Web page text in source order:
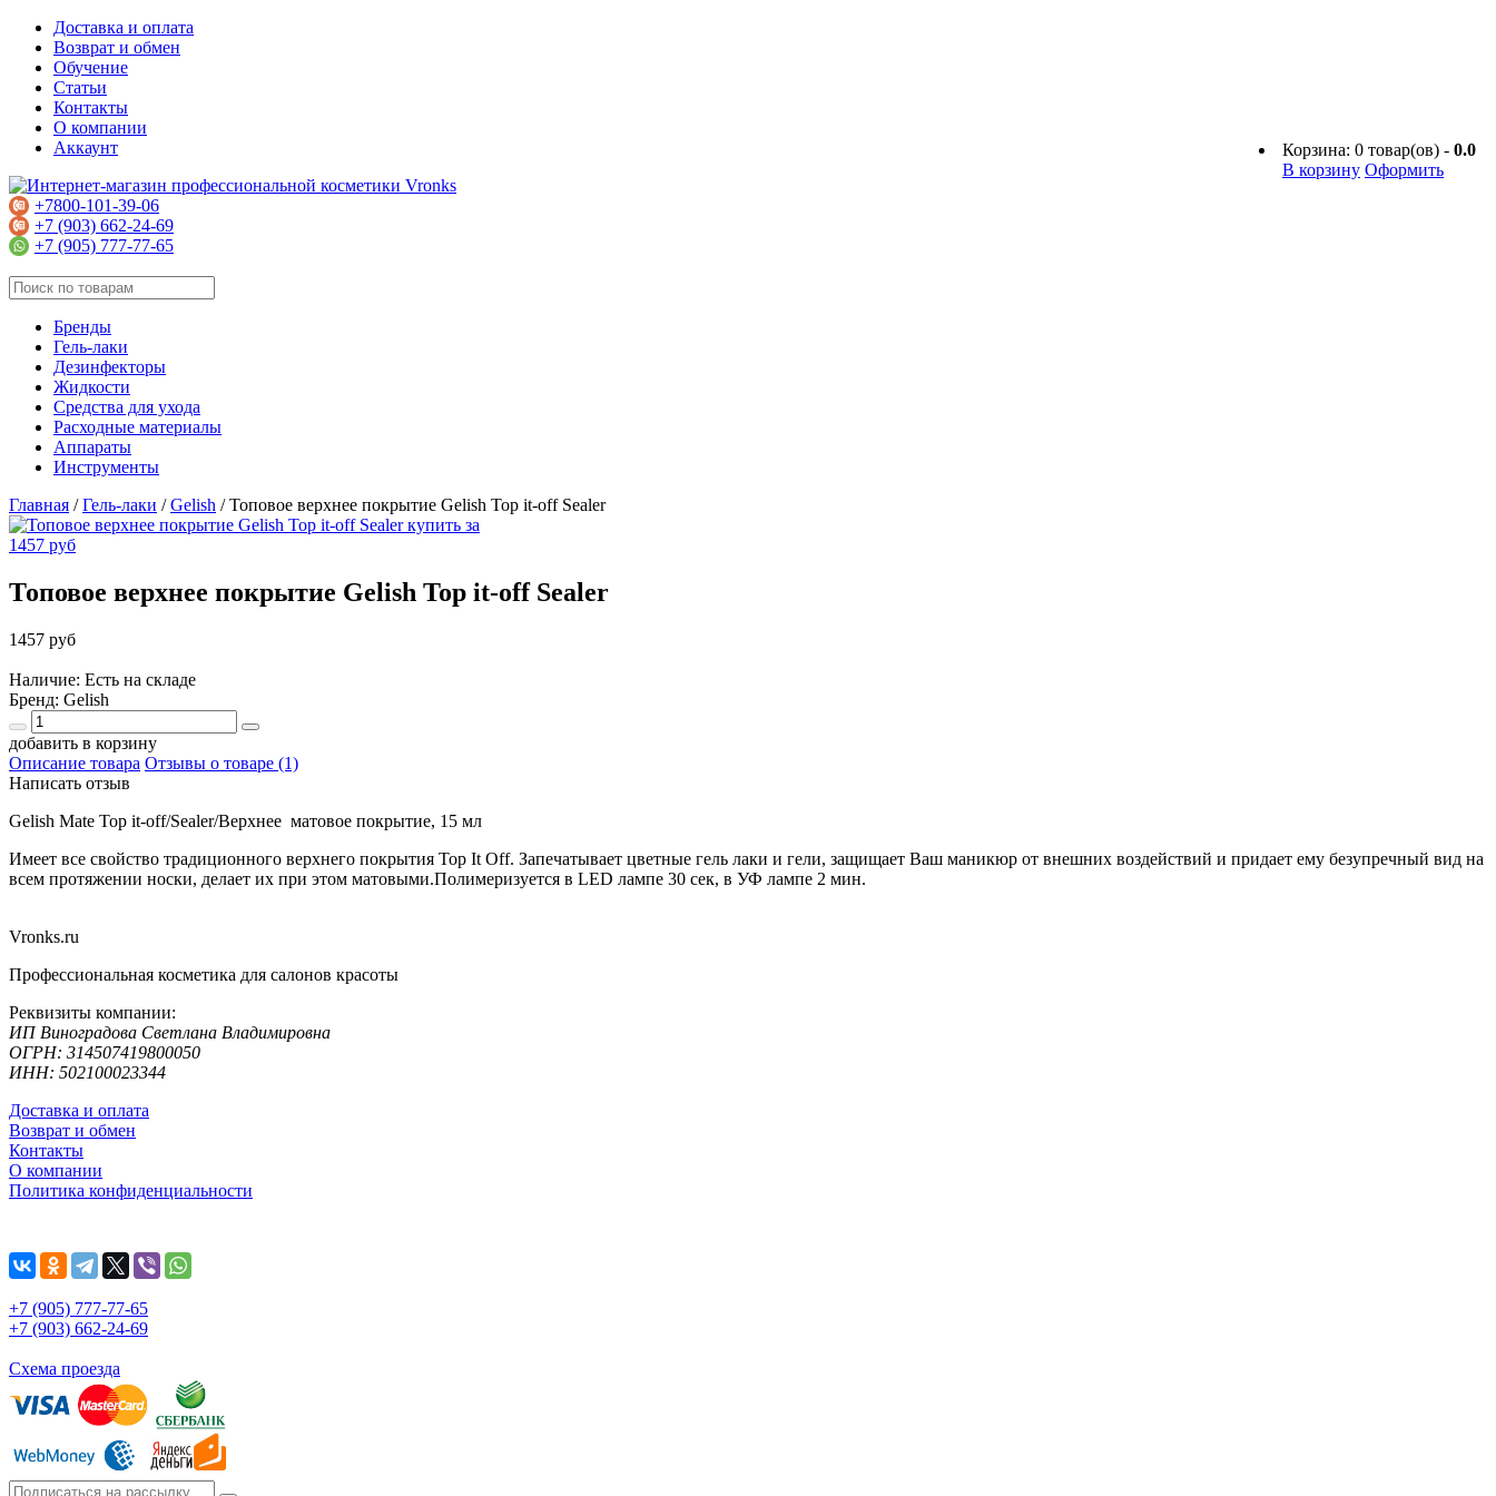
Доставка и оплата
Возврат и обмен
Обучение
Статьи
Контакты
О компании
Корзина: 0 товар(ов) - 0.0
В корзину Оформить
Аккаунт
+7800-101-39-06
+7 (903) 662-24-69
+7 (905) 777-77-65
Бренды
Гель-лаки
Дезинфекторы
Жидкости
Средства для ухода
Расходные материалы
Аппараты
Инструменты
Главная /Гель-лаки /Gelish /Топовое верхнее покрытие Gelish Top it-off Sealer
Топовое верхнее покрытие Gelish Top it-off Sealer
1457 руб
Наличие: Есть на складе
Бренд: Gelish
добавить в корзину
Описание товара Отзывы о товаре (1)
Написать отзыв
Gelish Mate Top it-off/Sealer/Верхнее матовое покрытие, 15 мл
Имеет все свойство традиционного верхнего покрытия Top It Off. Запечатывает цветные гель лаки и гели, защищает Ваш маникюр от внешних воздействий и придает ему безупречный вид на
всем протяжении носки, делает их при этом матовыми.Полимеризуется в LED лампе 30 сек, в УФ лампе 2 мин.
Vronks.ru
Профессиональная косметика для салонов красоты
Реквизиты компании:
ИП Виноградова Светлана Владимировна
ОГРН: 314507419800050
ИНН: 502100023344
Доставка и оплата
Возврат и обмен
Контакты
О компании
Политика конфиденциальности
+7 (905) 777-77-65
+7 (903) 662-24-69
Схема проезда